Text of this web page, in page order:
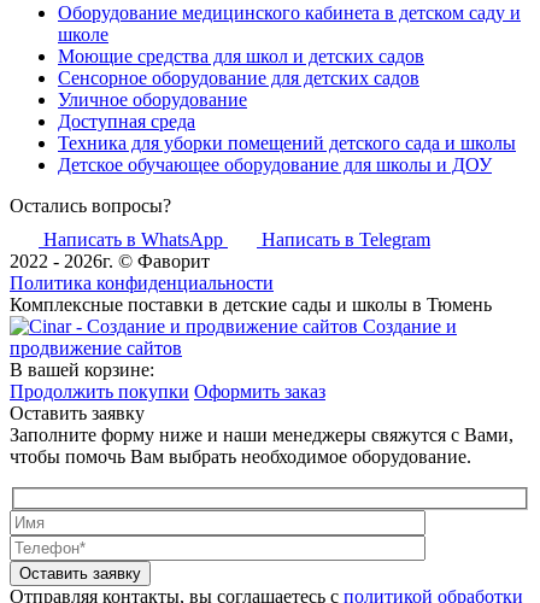
Оборудование медицинского кабинета в детском саду и
школе
Моющие средства для школ и детских садов
Сенсорное оборудование для детских садов
Уличное оборудование
Доступная среда
Техника для уборки помещений детского сада и школы
Детское обучающее оборудование для школы и ДОУ
Остались вопросы?
Написать в WhatsApp
Написать в Telegram
2022 - 2026г. © Фаворит
Политика конфиденциальности
Комплексные поставки в детские сады и школы в Тюмень
Создание и
продвижение сайтов
В вашей корзине:
Продолжить покупки Оформить заказ
Оставить заявку
Заполните форму ниже и наши менеджеры свяжутся с Вами,
чтобы помочь Вам выбрать необходимое оборудование.
Оставить заявку
Отправляя контакты, вы соглашаетесь с политикой обработки